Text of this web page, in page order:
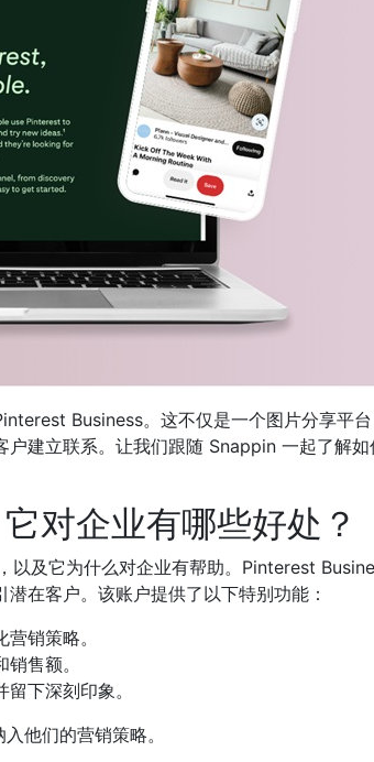
Business。这不仅是一个图片分享平
建立联系。让我们跟随 Snappin 一起了解如
对企业有哪些好处？
及它为什么对企业有帮助。Pinterest
在客户。该账户提供了以下特别功能：
销策略。
售额。
下深刻印象。
他们的营销策略。